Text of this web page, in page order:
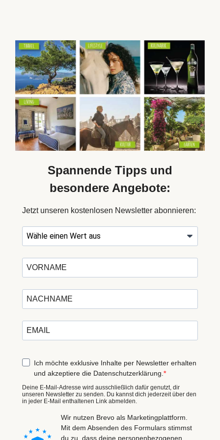
Spannende Tipps und
besondere Angebote:
Jetzt unseren kostenlosen Newsletter abonnieren:
Ich möchte exklusive Inhalte per Newsletter erhalten
und akzeptiere die Datenschutzerklärung.
Deine E-Mail-Adresse wird ausschließlich dafür genutzt, dir
unseren Newsletter zu senden. Du kannst dich jederzeit über den
in jeder E-Mail enthaltenen Link abmelden.
Wir nutzen Brevo als Marketingplattform.
Mit dem Absenden des Formulars stimmst
du zu, dass deine personenbezogenen